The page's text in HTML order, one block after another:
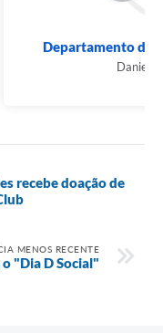
e Marketing
recebe doação de
MENOS RECENTE
"Dia D Social"